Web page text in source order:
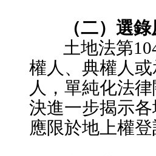
（二）選
土地法第
權人、典權人
人，單純化法
決進一步揭示
應限於地上權